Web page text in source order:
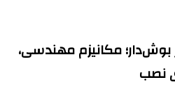
بوش‌دار؛ مکانیزم مهندسی،
نصب